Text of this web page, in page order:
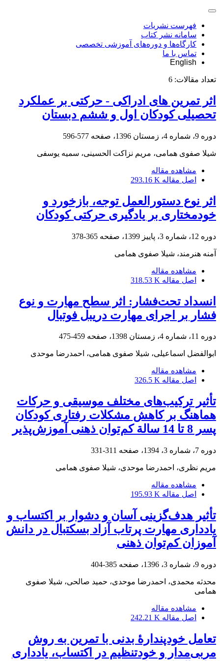
فهرست نشریات
سامانه نشر کتاب
کارگاه‌ها و دوره‌های آموزشی تخصصی
تماس با ما
English
تعداد مقالات: 6
اثر تمرین های ادراکی - حرکتی بر عملکرد
تحصیلی کودکان اول و ششم دبستان
دوره 9، شماره 4، زمستان 1396، صفحه 577-596
شیلا صفوی همامی، مریم نزاکت الحسینی، سمیه یوسفی
مشاهده مقاله
اصل مقاله 293.16 K
اثر نوع دستورالعمل توجه، بازخورد و
خودمختاری بر یادگیری حرکتی کودکان
دوره 12، شماره 3، پاییز 1399، صفحه 365-378
آمنه هنرمند، شیلا صفوی همامی
مشاهده مقاله
اصل مقاله 318.53 K
انسداد تحت‌فشار: اثر سطح مهارت و نوع
فشار بر اجرای مهارت دریبل فوتبال
دوره 11، شماره 4، زمستان 1398، صفحه 459-475
ابوالفضل اسماعیلی، شیلا صفوی همامی، احمدرضا موحدی
مشاهده مقاله
اصل مقاله 326.5 K
تأثیر ترکیب‌های مختلف موسیقی و حرکات
هماهنگ بر کاهش مشکلات رفتاری کودکان
پسر 8 تا 14 سالة کم‌توان ذهنی آموزش‌پذیر
دوره 7، شماره 3، 1394، صفحه 311-331
مریم نظری، احمدرضا موحدی، شیلا صفوی همامی
مشاهده مقاله
اصل مقاله 195.93 K
تأثیر هدف‌گزینی آسان و دشوار بر اکتساب و
یادداری مهارت پرتاب آزاد بسکتبال در دانش
‌آموزان کم‌توان ذهنی
دوره 9، شماره 3، 1396، صفحه 385-404
محدثه محمدی، احمدرضا موحدی، حمید صالحی، شیلا صفوی
همامی
مشاهده مقاله
اصل مقاله 242.21 K
تعامل خودپندارۀ ‌بدنی با تمرین به روش
مربی‌مدار و خودتنظیم در اکتساب، یادداری